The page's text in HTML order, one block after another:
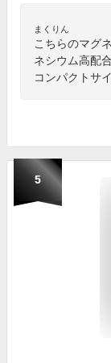
まくりん
こちらのマグ
ネシウム高配
コンパクトサ
5